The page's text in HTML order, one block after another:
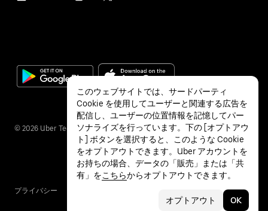
© 2026 Uber Technologies Inc.
プライバシー
このウェブサイトでは、サードパーティ
Cookie を使用してユーザーと関連する広告を
配信し、ユーザーの位置情報を記憶してパー
ソナライズを行っています。下の [オプトアウ
ト] ボタンを選択すると、このような Cookie
をオプトアウトできます。Uber アカウントを
お持ちの場合、データの「販売」または「共
有」をこちらからオプトアウトできます。
オプトアウト OK